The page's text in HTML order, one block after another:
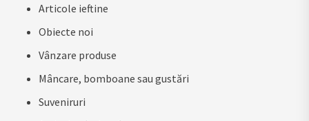
Articole ieftine
Obiecte noi
Vânzare produse
Mâncare, bomboane sau gustări
Suveniruri